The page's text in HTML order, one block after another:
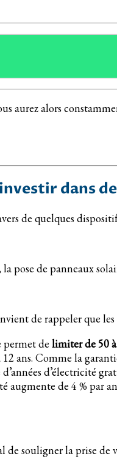
aurez alors
dans
de quelques
pose de panneaux
de rappeler que
de limiter de 50 à
ans. Comme la
d’électricité
augmente de 4 % par
souligner la prise de